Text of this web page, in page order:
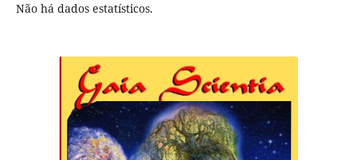
Não há dados estatísticos.